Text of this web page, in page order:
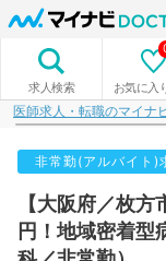
求人検索 お気に入
医師求人・転職のマイナ
非常勤(アルバイト)
【大阪府／枚
円！地域密着型